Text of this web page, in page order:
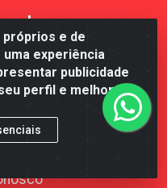
e de
experiência
publicidade
perfil e melhorar a